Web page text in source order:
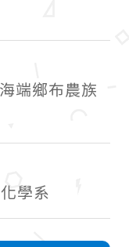
端鄉布農族
學系